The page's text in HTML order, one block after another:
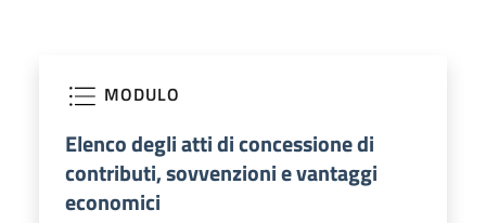
MODULO
Elenco degli atti di concessione di
contributi, sovvenzioni e vantaggi
economici